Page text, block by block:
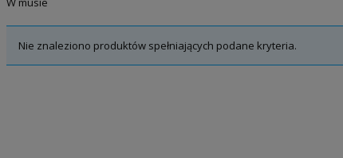
Nie znaleziono produktów spełniających podane kryteria.